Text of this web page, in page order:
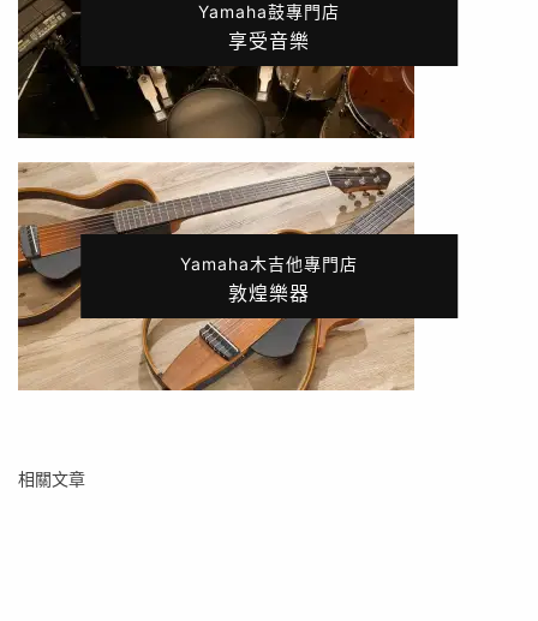
Yamaha鼓專門店
享受音樂
Yamaha木吉他專門店
敦煌樂器
相關文章